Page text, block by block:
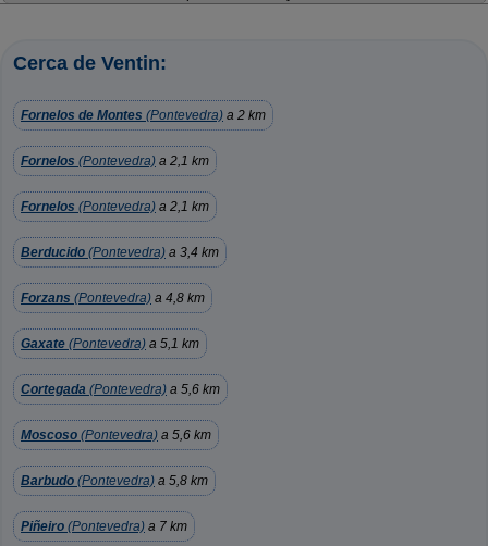
Cerca de Ventin:
Fornelos de Montes (Pontevedra) a 2 km
Fornelos (Pontevedra) a 2,1 km
Fornelos (Pontevedra) a 2,1 km
Berducido (Pontevedra) a 3,4 km
Forzans (Pontevedra) a 4,8 km
Gaxate (Pontevedra) a 5,1 km
Cortegada (Pontevedra) a 5,6 km
Moscoso (Pontevedra) a 5,6 km
Barbudo (Pontevedra) a 5,8 km
Piñeiro (Pontevedra) a 7 km